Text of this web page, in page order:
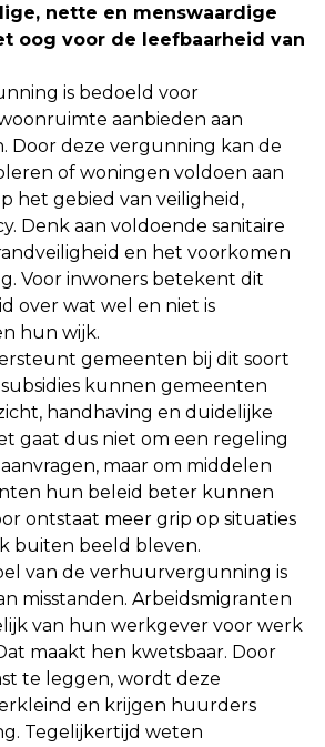
nette en menswaardige
oog voor de leefbaarheid van
is bedoeld voor
aanbieden aan
Door deze vergunning kan de
of woningen voldoen aan
het gebied van veiligheid,
Denk aan voldoende sanitaire
en het voorkomen
Voor inwoners betekent dit
over wat wel en niet is
hun wijk.
gemeenten bij dit soort
kunnen gemeenten
handhaving en duidelijke
gaat dus niet om een regeling
maar om middelen
hun beleid beter kunnen
ontstaat meer grip op situaties
buiten beeld bleven.
van de verhuurvergunning is
misstanden. Arbeidsmigranten
van hun werkgever voor werk
maakt hen kwetsbaar. Door
te leggen, wordt deze
en krijgen huurders
Tegelijkertijd weten